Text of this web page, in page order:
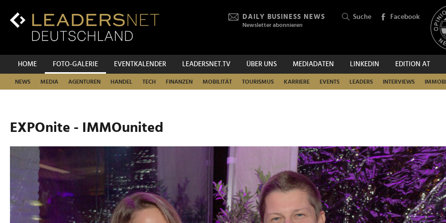
Inhalt
Hauptnavigation
DAILY BUSINESS NEWS
Newsletter abonnieren
Suche Facebook
HOME FOTO-GALERIE EVENTKALENDER LEADERSNET.TV ÜBER UNS MEDIADATEN LINKEDIN EDITION AT
NEWS MEDIA AGENTUREN HANDEL TECH FINANZEN MOBILITÄT TOURISMUS KARRIERE EVENTS LEADERS INTERVIEWS
SUCHEN
EXPOnite - IMMOunited